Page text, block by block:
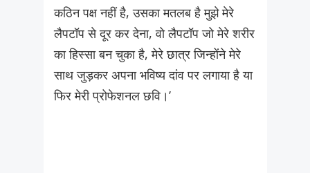
कठिन पक्ष नहीं है, उसका मतलब है मुझे मेरे
लैपटॉप से दूर कर देना, वो लैपटॉप जो मेरे शरीर
का हिस्सा बन चुका है, मेरे छात्र जिन्होंने मेरे
साथ जुड़कर अपना भविष्य दांव पर लगाया है या
फिर मेरी प्रोफेशनल छवि।’